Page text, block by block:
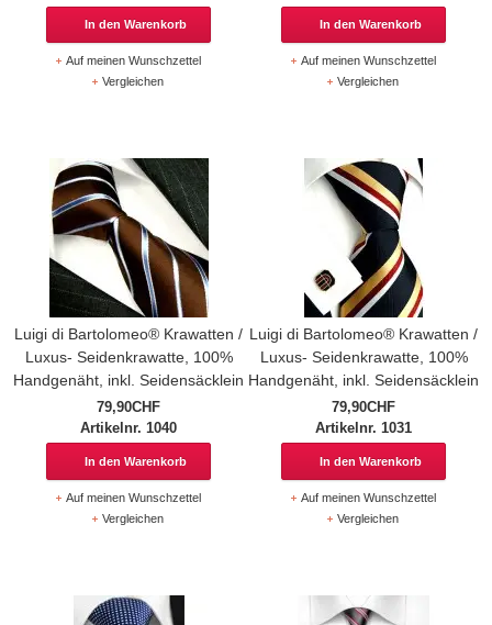
In den Warenkorb
Auf meinen Wunschzettel
Vergleichen
In den Warenkorb
Auf meinen Wunschzettel
Vergleichen
Luigi di Bartolomeo® Krawatten /
Luxus- Seidenkrawatte, 100%
Handgenäht, inkl. Seidensäcklein
79,90CHF
Artikelnr. 1040
In den Warenkorb
Auf meinen Wunschzettel
Vergleichen
Luigi di Bartolomeo® Krawatten /
Luxus- Seidenkrawatte, 100%
Handgenäht, inkl. Seidensäcklein
79,90CHF
Artikelnr. 1031
In den Warenkorb
Auf meinen Wunschzettel
Vergleichen